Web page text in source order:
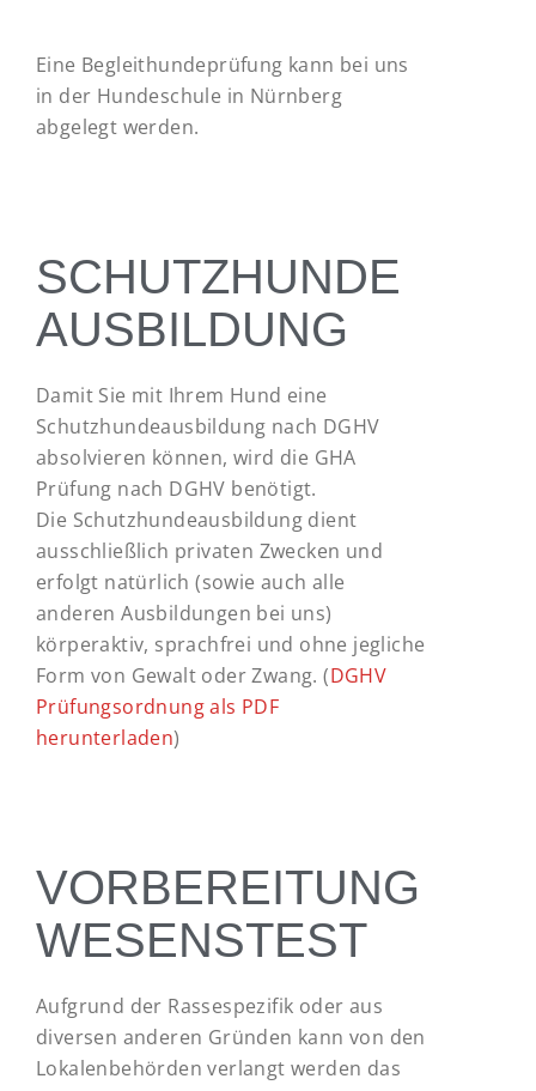
Eine Begleithundeprüfung kann bei uns
in der Hundeschule in Nürnberg
abgelegt werden.
SCHUTZHUNDE
AUSBILDUNG
Damit Sie mit Ihrem Hund eine
Schutzhundeausbildung nach DGHV
absolvieren können, wird die GHA
Prüfung nach DGHV benötigt.
Die Schutzhundeausbildung dient
ausschließlich privaten Zwecken und
erfolgt natürlich (sowie auch alle
anderen Ausbildungen bei uns)
körperaktiv, sprachfrei und ohne jegliche
Form von Gewalt oder Zwang. (DGHV
Prüfungsordnung als PDF
herunterladen)
VORBEREITUNG
WESENSTEST
Aufgrund der Rassespezifik oder aus
diversen anderen Gründen kann von den
Lokalenbehörden verlangt werden das